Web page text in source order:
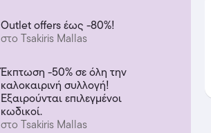
Outlet offers έως -80%!
στο Tsakiris Mallas
Έκπτωση -50% σε όλη την
καλοκαιρινή συλλογή!
Εξαιρούνται επιλεγμένοι
κωδικοί.
στο Tsakiris Mallas